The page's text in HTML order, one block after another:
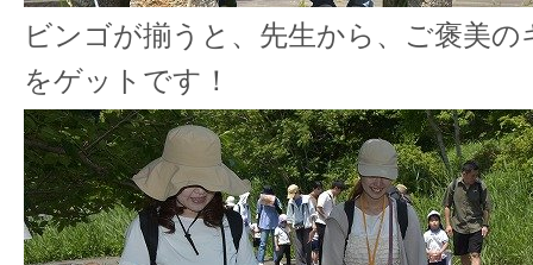
ビンゴが揃うと、先生から、ご褒美
をゲットです！